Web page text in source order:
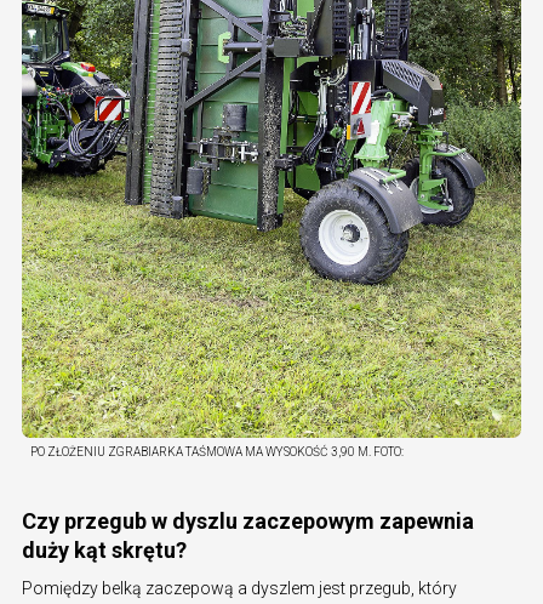
PO ZŁOŻENIU ZGRABIARKA TAŚMOWA MA WYSOKOŚĆ 3,90 M. FOTO:
Czy przegub w dyszlu zaczepowym zapewnia
duży kąt skrętu?
Pomiędzy belką zaczepową a dyszlem jest przegub, który